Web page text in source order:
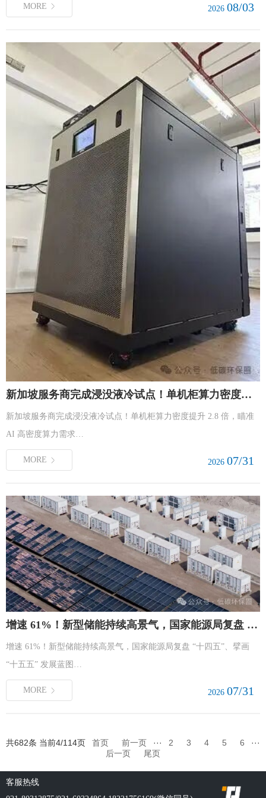
MORE 2026 08/03
新加坡服务商完成浸没液冷试点！单机柜算力密度提升 2.8 倍，瞄准 AI 高密度算力需求
新加坡服务商完成浸没液冷试点！单机柜算力密度提升 2.8 倍，瞄准
AI 高密度算力需求…
MORE 2026 07/31
增速 61%！新型储能持续高景气，国家能源局复盘 “十四五”、擘画 “十五五” 发展蓝图
增速 61%！新型储能持续高景气，国家能源局复盘 “十四五”、擘画
“十五五” 发展蓝图…
MORE 2026 07/31
共682条 当前4/114页 首页 前一页 ··· 2 3 4 5 6
···
后一页
尾页
客服热线